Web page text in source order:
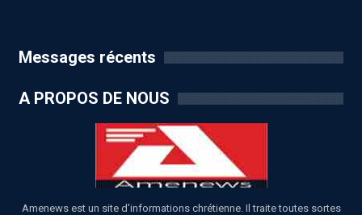
Messages récents
A PROPOS DE NOUS
Amenews est un site d'informations chrétienne. Il traite toutes sortes